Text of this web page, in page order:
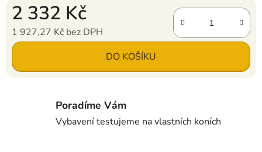
2 332 Kč
1 927,27 Kč bez DPH
Měrná cena: DO KOŠÍKU
Poradíme Vám
Vybavení testujeme na vlastních koních